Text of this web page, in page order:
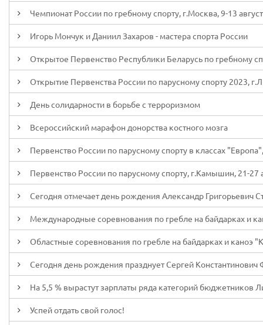
Чемпионат России по гребному спорту, г.Москва, 9-13
Игорь Мончук и Даниил Захаров - мастера спорта России
Открытое Первенство Республики Беларусь по гребному
Открытие Первенства России по парусному спорту 2023,
День солидарности в борьбе с терроризмом
Всероссийский марафон донорства костного мозга
Первенство России по парусному спорту в классах
Первенство России по парусному спорту, г.Камышин, 21-27
Сегодня отмечает день рождения Александр Григорьевич
Международные соревнования по гребле на байдарках и
Областные соревнования по гребле на байдарках и каноэ
Сегодня день рождения празднует Сергей Константинович
На 5,5 % вырастут зарплаты ряда категорий бюджетников
Успей отдать свой голос!